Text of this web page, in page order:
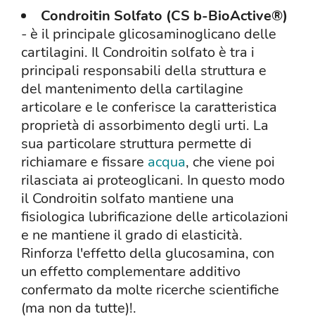
Condroitin Solfato (CS b-BioActive®)
- è il principale glicosaminoglicano delle
cartilagini. Il Condroitin solfato è tra i
principali responsabili della struttura e
del mantenimento della cartilagine
articolare e le conferisce la caratteristica
proprietà di assorbimento degli urti. La
sua particolare struttura permette di
richiamare e fissare acqua, che viene poi
rilasciata ai proteoglicani. In questo modo
il Condroitin solfato mantiene una
fisiologica lubrificazione delle articolazioni
e ne mantiene il grado di elasticità.
Rinforza l'effetto della glucosamina, con
un effetto complementare additivo
confermato da molte ricerche scientifiche
(ma non da tutte)!.